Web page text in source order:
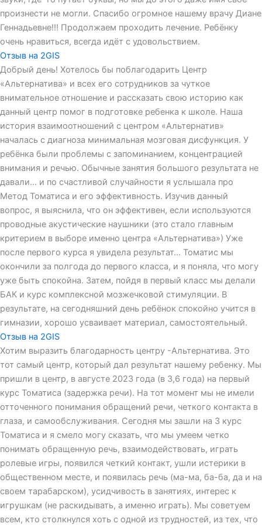
произнести не могли. Спасибо огромное нашему врачу Диане
Геннадьевне!!! Продолжаем проходить лечение. Ребёнку
очень нравиться, всегда идёт с удовольствием.
Отзыв на 2GIS
Добрый день! Хотелось бы поблагодарить Центр
«Альтернатива» и всех его сотрудников за чуткое
внимательное отношение и рассказать свою историю как
данный центр помог в подготовке ребенка к школе. Наша
история взаимоотношений с центром «Альтернатив»
началась с диагноза минимальная мозговая дисфункция. У
ребёнка были проблемы с запоминанием, концентрацией
внимания и речью. Обычные занятия большого результата не
давали... и по счастливой случайности я услышала про
Метод Томатиса и его эффективность. Изучив данный
вопрос, я выяснила, что он эффективен, если используются
проводные акустические наушники (это стало главным
критерием в выборе именно центра «Альтернатива») Уже
после первого курса я увидела результат… Томатис мы
окончили за полгода до первого класса, и я поняла, что могу
уже быть спокойна. Затем, пойдя в первый класс мы делали
БАК и курс комплексной мозжечковой стимуляции. В
результате, на сегодняшний день ребёнок спокойно учится в
гимназии, хорошо усваивает материал, самостоятельный.
Отзыв на 2GIS
Хотим выразить благодарность центру -Альтернатива. Это
тот самый центр, который дал результат нашему ребенку. Мы
пришли в центр, в августе 2023 года (в 3,6 года) на первый
курс Томатиса (задержка речи). На тот момент мы не имели
отточенного понимания обращений речи, четкого контакта в
глаза, и самообслуживания. Сегодня мы зашли на 3 курс
Томатиса и я смело могу сказать, что мы умеем четко
понимать обращенную речь, взаимодействовать, играть
ролевые игры, появился четкий контакт, ушли истерики в
общественном месте, и появилась речь (ма-ма, ба-ба, да и на
своем тарабарском), усидчивость в занятиях, интерес к
игрушкам (не раскидывать, а именно играть). Мы советуем
всем, кто столкнулся хоть с одной из трудностей, из тех, что